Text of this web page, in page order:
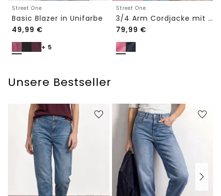
Street One
Basic Blazer in Unifarbe
49,99 €
+ 5
Street One
3/4 Arm Cordjacke mit Hemdkragen
79,99 €
Unsere Bestseller